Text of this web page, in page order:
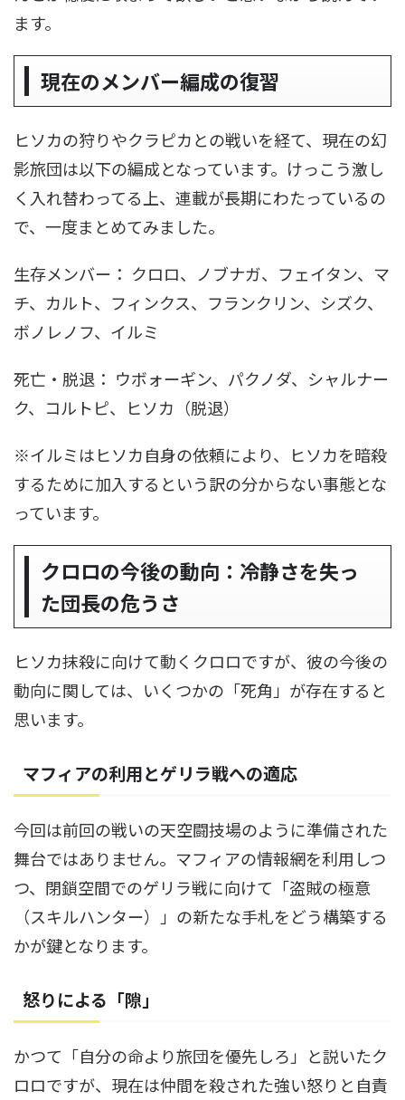
ます。
現在のメンバー編成の復習
ヒソカの狩りやクラピカとの戦いを経て、現在の幻
影旅団は以下の編成となっています。けっこう激し
く入れ替わってる上、連載が長期にわたっているの
で、一度まとめてみました。
生存メンバー： クロロ、ノブナガ、フェイタン、マ
チ、カルト、フィンクス、フランクリン、シズク、
ボノレノフ、イルミ
死亡・脱退： ウボォーギン、パクノダ、シャルナー
ク、コルトピ、ヒソカ（脱退）
※イルミはヒソカ自身の依頼により、ヒソカを暗殺
するために加入するという訳の分からない事態とな
っています。
クロロの今後の動向：冷静さを失っ
た団長の危うさ
ヒソカ抹殺に向けて動くクロロですが、彼の今後の
動向に関しては、いくつかの「死角」が存在すると
思います。
マフィアの利用とゲリラ戦への適応
今回は前回の戦いの天空闘技場のように準備された
舞台ではありません。マフィアの情報網を利用しつ
つ、閉鎖空間でのゲリラ戦に向けて「盗賊の極意
（スキルハンター）」の新たな手札をどう構築する
かが鍵となります。
怒りによる「隙」
かつて「自分の命より旅団を優先しろ」と説いたク
ロロですが、現在は仲間を殺された強い怒りと自責